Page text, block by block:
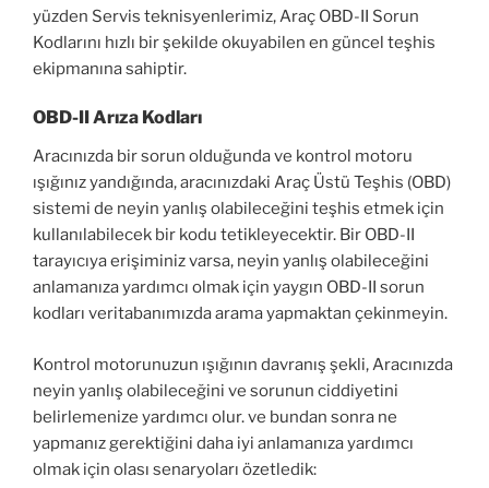
yüzden Servis teknisyenlerimiz, Araç OBD-II Sorun
Kodlarını hızlı bir şekilde okuyabilen en güncel teşhis
ekipmanına sahiptir.
OBD-II Arıza Kodları
Aracınızda bir sorun olduğunda ve kontrol motoru
ışığınız yandığında, aracınızdaki Araç Üstü Teşhis (OBD)
sistemi de neyin yanlış olabileceğini teşhis etmek için
kullanılabilecek bir kodu tetikleyecektir. Bir OBD-II
tarayıcıya erişiminiz varsa, neyin yanlış olabileceğini
anlamanıza yardımcı olmak için yaygın OBD-II sorun
kodları veritabanımızda arama yapmaktan çekinmeyin.
Kontrol motorunuzun ışığının davranış şekli, Aracınızda
neyin yanlış olabileceğini ve sorunun ciddiyetini
belirlemenize yardımcı olur. ve bundan sonra ne
yapmanız gerektiğini daha iyi anlamanıza yardımcı
olmak için olası senaryoları özetledik: